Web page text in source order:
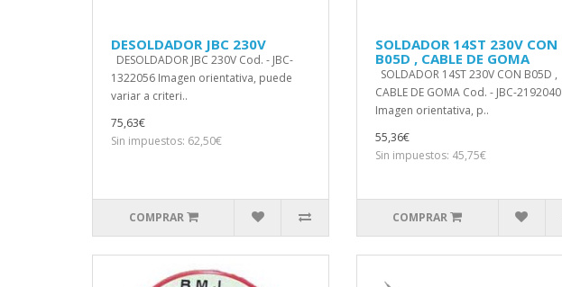
DESOLDADOR JBC 230V
DESOLDADOR JBC 230V Cod. - JBC-
1322056 Imagen orientativa, puede
variar a criteri..
75,63€
Sin impuestos: 62,50€
COMPRAR
SOLDADOR 14ST 230V CON
B05D , CABLE DE GOMA
SOLDADOR 14ST 230V CON B05D ,
CABLE DE GOMA Cod. - JBC-2192040
Imagen orientativa, p..
55,36€
Sin impuestos: 45,75€
COMPRAR